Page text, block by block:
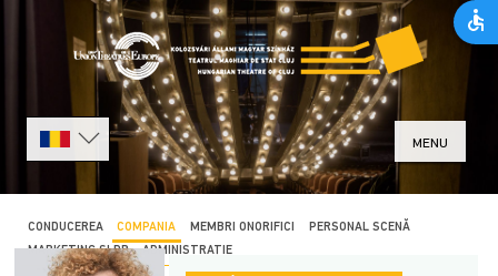
MENU
CONDUCEREA COMPANIA MEMBRI ONORIFICI
PERSONAL SCENĂ
MARKETING ȘI PR
ADMINISTRAȚIE